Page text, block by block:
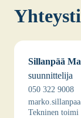
Sil­lan­pää
suun­nit­te­li­ja
050 322 9008
Tek­ni­nen toi­mi